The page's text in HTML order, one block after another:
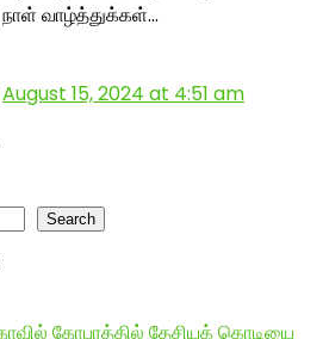
வாழ்த்துக்கள்…
August 15, 2024 at 4:51 am
Search
கோபுரத்தில் தேசியக் கொடியை